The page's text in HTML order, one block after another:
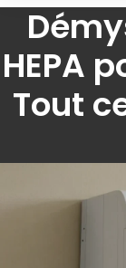
HEPA
Tout